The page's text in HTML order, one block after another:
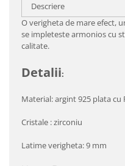
Descriere
O verigheta de mare efect,
se impleteste armonios cu
calitate.
Detalii:
Material: argint 925 plata cu
Cristale : zirconiu
Latime verigheta: 9 mm